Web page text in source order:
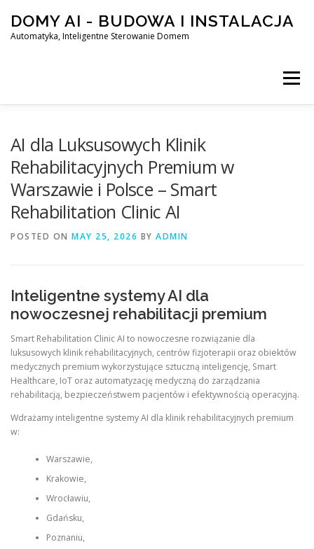
content
DOMY AI - BUDOWA I INSTALACJA
Automatyka, Inteligentne Sterowanie Domem
Menu
SMART DOM AI – AUTOMATYKA, INTELIGENTNE
BLOG KONTAKT
AI dla Luksusowych Klinik
Rehabilitacyjnych Premium w
Warszawie i Polsce – Smart
Rehabilitation Clinic AI
POSTED ON MAY 25, 2026 BY ADMIN
Inteligentne systemy AI dla
nowoczesnej rehabilitacji premium
Smart Rehabilitation Clinic AI to nowoczesne rozwiązanie dla
luksusowych klinik rehabilitacyjnych, centrów fizjoterapii oraz obiektów
medycznych premium wykorzystujące sztuczną inteligencję, Smart
Healthcare, IoT oraz automatyzację medyczną do zarządzania
rehabilitacją, bezpieczeństwem pacjentów i efektywnością operacyjną.
Wdrażamy inteligentne systemy AI dla klinik rehabilitacyjnych premium
w:
Warszawie,
Krakowie,
Wrocławiu,
Gdańsku,
Poznaniu,